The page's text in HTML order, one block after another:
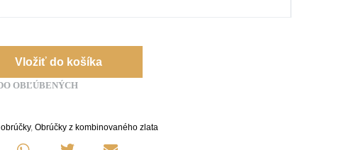
Vložiť do košíka
OBĽÚBENÝCH
, Obrúčky z kombinovaného zlata